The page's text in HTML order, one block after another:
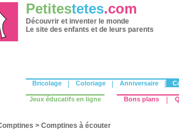
Petitestetes.com
Découvrir et inventer le monde
Le site des enfants et de leurs parents
Bricolage Coloriage Anniversaire
Jeux éducatifs en ligne Bons plans
> Comptines à écouter